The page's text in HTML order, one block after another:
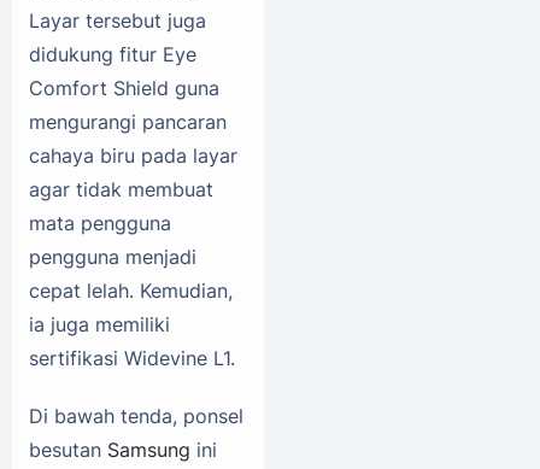
Layar tersebut juga
didukung fitur Eye
Comfort Shield guna
mengurangi pancaran
cahaya biru pada layar
agar tidak membuat
mata pengguna
pengguna menjadi
cepat lelah. Kemudian,
ia juga memiliki
sertifikasi Widevine L1.
Di bawah tenda, ponsel
besutan Samsung ini